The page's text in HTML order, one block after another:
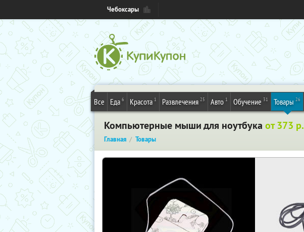
Чебоксары
Все Еда 6 Красота 1 Развлечения 25 Авто 1 Обучение 31 Товары 26
Компьютерные мыши для ноутбука от 373 р.
Главная Товары